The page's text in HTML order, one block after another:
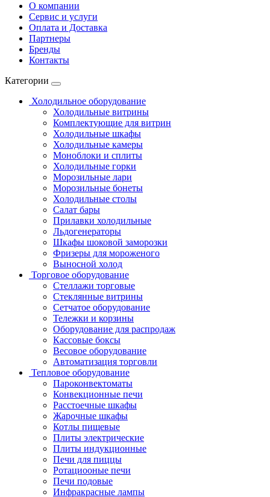
О компании
Сервис и услуги
Оплата и Доставка
Партнеры
Бренды
Контакты
Категории
Холодильное оборудование
Холодильные витрины
Комплектующие для витрин
Холодильные шкафы
Холодильные камеры
Моноблоки и сплиты
Холодильные горки
Морозильные лари
Морозильные бонеты
Холодильные столы
Салат бары
Прилавки холодильные
Льдогенераторы
Шкафы шоковой заморозки
Фризеры для мороженого
Выносной холод
Торговое оборудование
Стеллажи торговые
Стеклянные витрины
Сетчатое оборудование
Тележки и корзины
Оборудование для распродаж
Кассовые боксы
Весовое оборудование
Автоматизация торговли
Тепловое оборудование
Пароконвектоматы
Конвекционные печи
Расстоечные шкафы
Жарочные шкафы
Котлы пищевые
Плиты электрические
Плиты индукционные
Печи для пиццы
Ротациооные печи
Печи подовые
Инфракрасные лампы